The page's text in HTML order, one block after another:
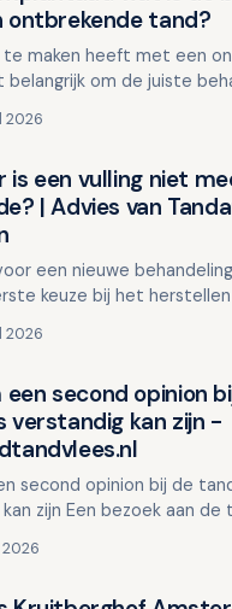
ontbrekende tand?
te maken heeft met een
belangrijk om de juiste
2026
is een vulling niet
| Advies van
een nieuwe
keuze bij het
te…
2026
second opinion
kan zijn -
second opinion bij de
zijn Een bezoek aan
een di…
2026